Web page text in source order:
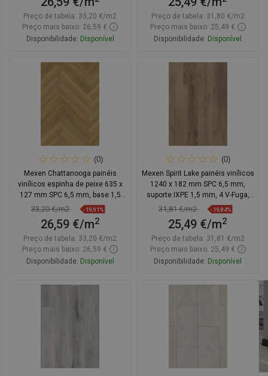
Preço de tabela: 33,20 €/m2
Preço mais baixo: 26,59 €
Disponibilidade: Disponível
Adicionar
Preço de tabela: 31,80 €/m2
Preço mais baixo: 25,49 €
Disponibilidade: Disponível
Adicionar
(0)
Mexen Chattanooga painéis
vinílicos espinha de peixe 635 x
127 mm SPC 6,5 mm, base 1,5
mm, 4 V-Fuga, Carvalho
33,20 €/m2 -19,91%
26,59 €/m2
Preço de tabela: 33,20 €/m2
Preço mais baixo: 26,59 €
Disponibilidade: Disponível
Adicionar
(0)
Mexen Spirit Lake painéis vinílicos
1240 x 182 mm SPC 6,5 mm,
suporte IXPE 1,5 mm, 4 V-Fuga,
Carvalho
31,81 €/m2 -19,84%
25,49 €/m2
Preço de tabela: 31,81 €/m2
Preço mais baixo: 25,49 €
Disponibilidade: Disponível
Adicionar